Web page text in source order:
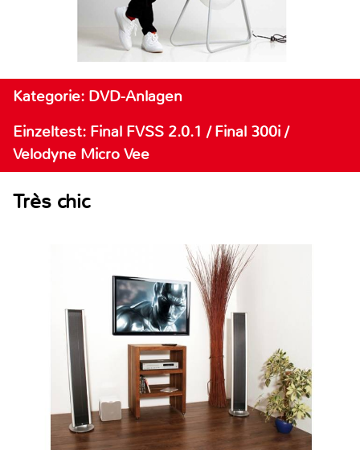
Kategorie: DVD-Anlagen
Einzeltest: Final FVSS 2.0.1 / Final 300i /
Velodyne Micro Vee
Très chic